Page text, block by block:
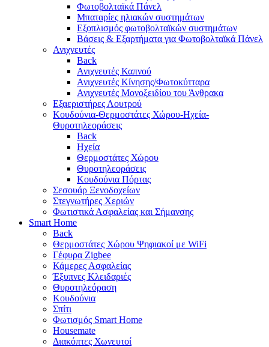
Φωτοβολταϊκά Πάνελ
Μπαταρίες ηλιακών συστημάτων
Εξοπλισμός φωτοβολταϊκών συστημάτων
Βάσεις & Εξαρτήματα για Φωτοβολταϊκά Πάνελ
Ανιχνευτές
Back
Ανιχνευτές Καπνού
Ανιχνευτές Κίνησης/Φωτοκύτταρα
Ανιχνευτές Μονοξειδίου του Άνθρακα
Εξαεριστήρες Λουτρού
Κουδούνια-Θερμοστάτες Χώρου-Ηχεία-
Θυροτηλεοράσεις
Back
Ηχεία
Θερμοστάτες Χώρου
Θυροτηλεοράσεις
Κουδούνια Πόρτας
Σεσουάρ Ξενοδοχείων
Στεγνωτήρες Χεριών
Φωτιστικά Ασφαλείας και Σήμανσης
Smart Home
Back
Θερμοστάτες Χώρου Ψηφιακοί με WiFi
Γέφυρα Zigbee
Κάμερες Ασφαλείας
Έξυπνες Κλειδαριές
Θυροτηλεόραση
Κουδούνια
Σπίτι
Φωτισμός Smart Home
Housemate
Διακόπτες Χωνευτοί